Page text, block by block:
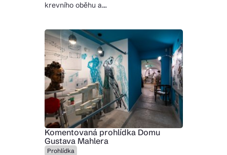
krevního oběhu a…
Komentovaná prohlídka Domu
Gustava Mahlera
Prohlídka